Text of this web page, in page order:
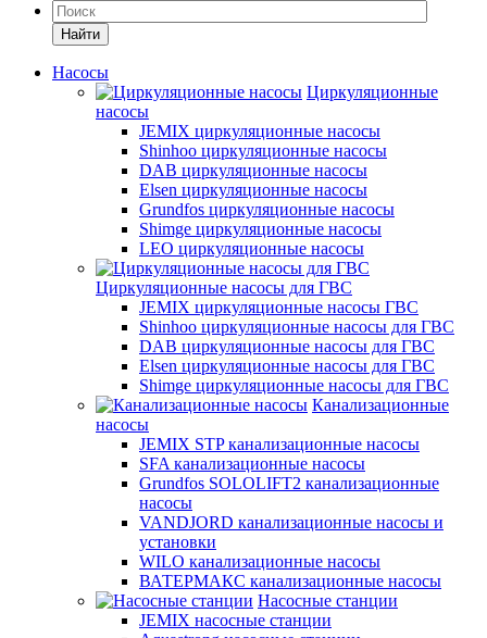
Найти
Насосы
Циркуляционные
насосы
JEMIX циркуляционные насосы
Shinhoo циркуляционные насосы
DAB циркуляционные насосы
Elsen циркуляционные насосы
Grundfos циркуляционные насосы
Shimge циркуляционные насосы
LEO циркуляционные насосы
Циркуляционные насосы для ГВС
JEMIX циркуляционные насосы ГВС
Shinhoo циркуляционные насосы для ГВС
DAB циркуляционные насосы для ГВС
Elsen циркуляционные насосы для ГВС
Shimge циркуляционные насосы для ГВС
Канализационные
насосы
JEMIX STP канализационные насосы
SFA канализационные насосы
Grundfos SOLOLIFT2 канализационные
насосы
VANDJORD канализационные насосы и
установки
WILO канализационные насосы
ВАТЕРМАКС канализационные насосы
Насосные станции
JEMIX насосные станции